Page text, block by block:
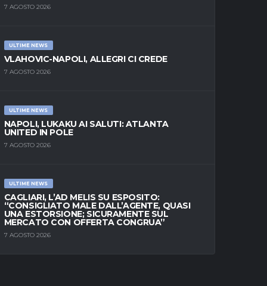
7 AGOSTO 2026
ULTIME NEWS
VLAHOVIC-NAPOLI, ALLEGRI CI CREDE
7 AGOSTO 2026
ULTIME NEWS
NAPOLI, LUKAKU AI SALUTI: ATLANTA
UNITED IN POLE
7 AGOSTO 2026
ULTIME NEWS
CAGLIARI, L’AD MELIS SU ESPOSITO:
“CONSIGLIATO MALE DALL’AGENTE, QUASI
UNA ESTORSIONE; SICURAMENTE SUL
MERCATO CON OFFERTA CONGRUA”
7 AGOSTO 2026